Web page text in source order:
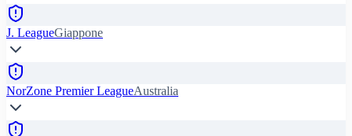
J. LeagueGiappone
NorZone Premier LeagueAustralia